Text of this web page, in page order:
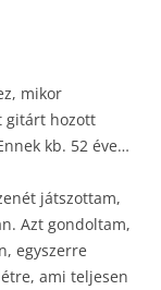
mikor
gitárt hozott
kb. 52 éve…
játszottam,
Azt gondoltam,
egyszerre
ami teljesen